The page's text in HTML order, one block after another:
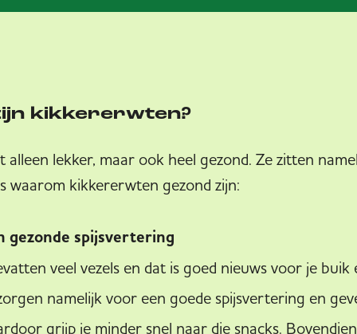
kikkererwten?
lekker, maar ook heel gezond. Ze zitten
waarom kikkererwten gezond zijn:
gezonde spijsvertering
veel vezels en dat is goed nieuws voor je buik
namelijk voor een goede spijsvertering en
grijp je minder snel naar die snacks.